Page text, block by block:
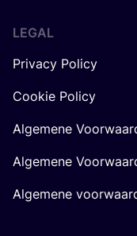
LEGAL
Privacy Policy
Cookie Policy
Algemene
Algemene
Algemene